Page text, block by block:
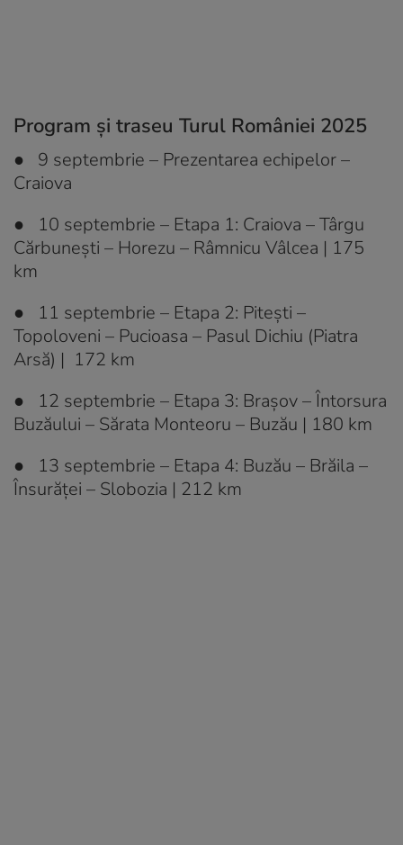
Program și traseu Turul României 2025
● 9 septembrie – Prezentarea echipelor–
Craiova
● 10 septembrie – Etapa 1: Craiova – Târgu
Cărbunești – Horezu – Râmnicu Vâlcea | 175
km
● 11 septembrie – Etapa 2: Pitești –
Topoloveni – Pucioasa – Pasul Dichiu (Piatra
Arsă) | 172 km
● 12 septembrie – Etapa 3: Brașov – Întorsura
Buzăului – Sărata Monteoru – Buzău | 180 km
● 13 septembrie – Etapa 4: Buzău – Brăila –
Însurăței – Slobozia | 212 km